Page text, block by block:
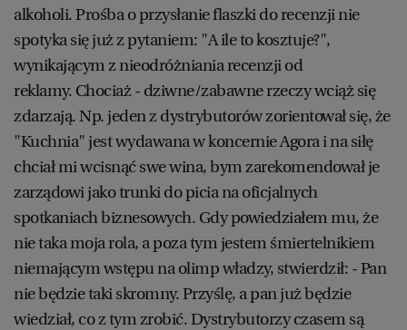
alkoholi. Prośba o przysłanie flaszki do recenzji nie
spotyka się już z pytaniem: "A ile to kosztuje?",
wynikającym z nieodróżniania recenzji od
reklamy. Chociaż - dziwne/zabawne rzeczy wciąż się
zdarzają. Np. jeden z dystrybutorów zorientował się, że
"Kuchnia" jest wydawana w koncernie Agora i na siłę
chciał mi wcisnąć swe wina, bym zarekomendował je
zarządowi jako trunki do picia na oficjalnych
spotkaniach biznesowych. Gdy powiedziałem mu, że
nie taka moja rola, a poza tym jestem śmiertelnikiem
niemającym wstępu na olimp władzy, stwierdził: - Pan
nie będzie taki skromny. Przyślę, a pan już będzie
wiedział, co z tym zrobić. Dystrybutorzy czasem są